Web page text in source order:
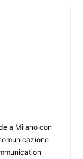
a Milano con